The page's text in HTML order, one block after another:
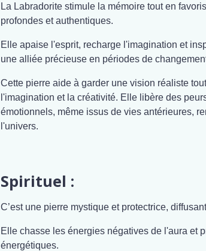
La Labradorite stimule la mémoire tout en
profondes et authentiques.
Elle apaise l'esprit, recharge l'imagination et
une alliée précieuse en périodes de
Cette pierre aide à garder une vision réaliste
l'imagination et la créativité. Elle libère des
émotionnels, même issus de vies antérieures,
l'univers.
Spirituel :
C’est une pierre mystique et protectrice,
Elle chasse les énergies négatives de l'aura et
énergétiques.